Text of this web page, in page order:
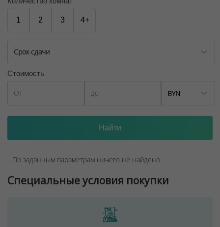
1 2 3 4+
Срок сдачи
Стоимость
BYN
По заданным параметрам ничего не найдено
Специальные условия покупки